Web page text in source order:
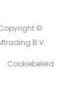
©
B.V.
Cookiebeleid